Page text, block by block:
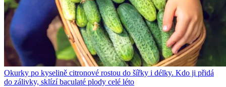
Okurky po kyselině citronové rostou do šířky i délky. Kdo ji přidá
do zálivky, sklízí baculaté plody celé léto